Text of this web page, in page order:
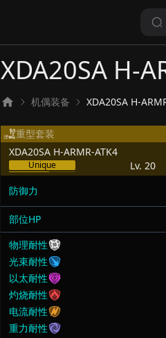
XDA20SA H-
机偶装备 XDA20SA H-
重型套装
XDA20SA H-ARMR-ATK4
Lv. 20
Unique
防御力
部位HP
物理耐性
光束耐性
以太耐性
灼烧耐性
电流耐性
重力耐性